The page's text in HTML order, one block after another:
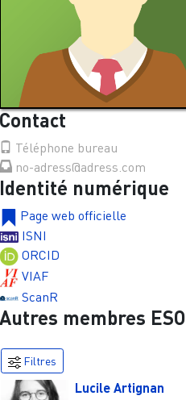
Contact
Téléphone bureau
no-adress@adress.com
Identité numérique
Page web officielle
ISNI
ORCID
VIAF
ScanR
Autres membres ESO
Filtres
Lucile Artignan